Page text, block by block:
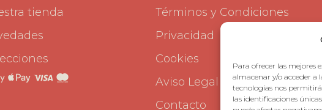
Para ofrecer las mejores
almacenar y/o acceder a
tecnologías nos
las identificaciones
tienda
Términos y Condiciones
Privacidad
Cookies
Aviso Legal
Contacto